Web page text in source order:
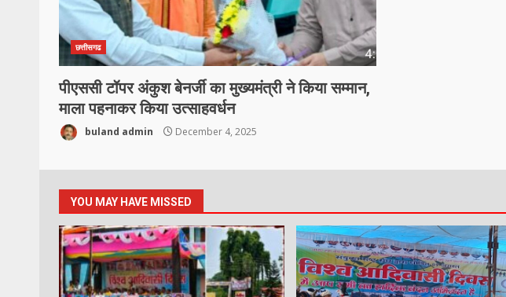
छत्तीसगढ
पीएससी टॉपर अंकुश बेनर्जी का मुख्यमंत्री ने किया सम्मान,
माला पहनाकर किया उत्साहवर्धन
buland admin December 4, 2025
YOU MAY HAVE MISSED